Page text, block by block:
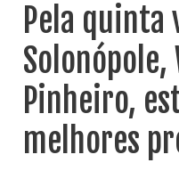
Pela quinta
Solonópole,
Pinheiro,
melhores